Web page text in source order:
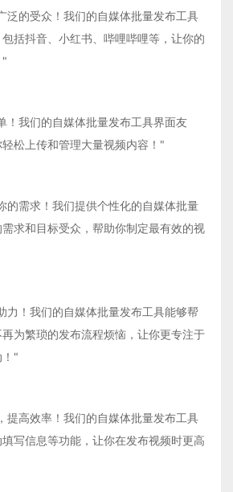
泛的受众！我们的自媒体批量发布工具
括抖音、小红书、哔哩哔哩等，让你的
"
！我们的自媒体批量发布工具界面友
松上传和管理大量视频内容！"
的需求！我们提供个性化的自媒体批量
求和目标受众，帮助你制定最有效的视
力！我们的自媒体批量发布工具能够帮
为繁琐的发布流程烦恼，让你更专注于
！"
提高效率！我们的自媒体批量发布工具
写信息等功能，让你在发布视频时更高